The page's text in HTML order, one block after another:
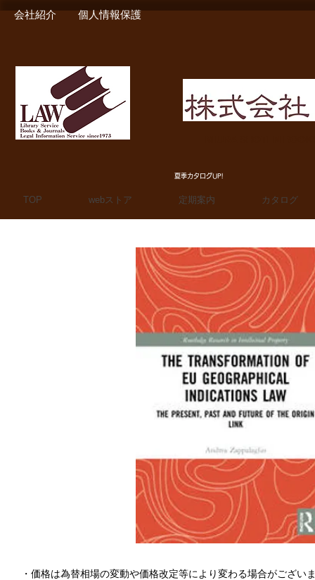
会社紹介 個人情報保護
夏季カタログUP!
TOP webストア 定期案内 カタログ
・価格は為替相場の変動や価格改定等により変わる場合がござい